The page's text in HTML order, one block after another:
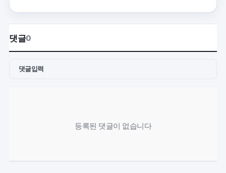
댓글0
댓글입력
등록된 댓글이 없습니다